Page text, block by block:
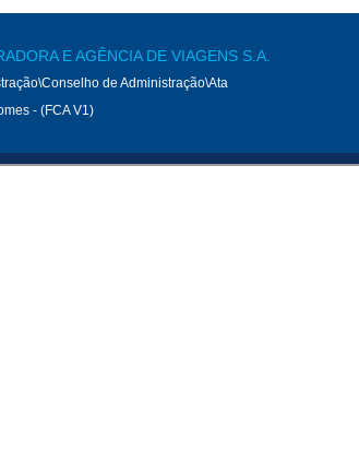
E AGÊNCIA DE VIAGENS S.A.
de Administração\Ata
- (FCA V1)